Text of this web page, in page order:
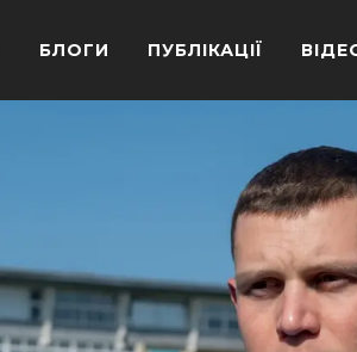
БЛОГИ ПУБЛІКАЦІЇ